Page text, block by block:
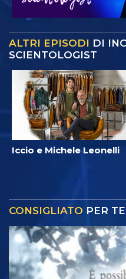
ALTRI EPISODI DI
SCIENTOLOGIST
Iccio e Michele Leonelli
CONSIGLIATO PER TE